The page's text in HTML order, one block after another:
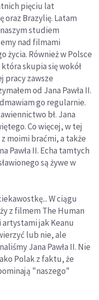
pięciu lat
Brazylię. Latam
studiem
nad filmami
życia. Również w Polsce
skupia się wokół
pracy zawsze
od Jana Pawła II.
go regularnie.
bł. Jana
Co więcej, w tej
moimi braćmi, a także
Pawła II. Echa tamtych
są żywe w
W ciągu
z filmem The Human
jak Keanu
lub nie, ale
Jana Pawła II. Nie
Polak z faktu, że
"naszego"